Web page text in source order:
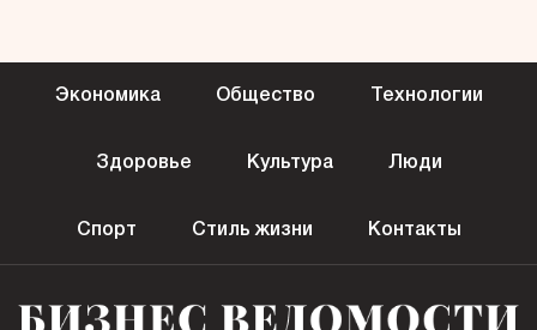
Экономика Общество Технологии
Здоровье Культура Люди
Спорт Стиль жизни Контакты